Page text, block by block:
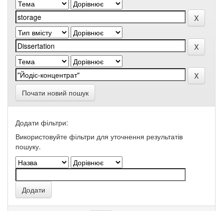
Почати новий пошук
Додати фільтри:
Використовуйте фільтри для уточнення результатів
пошуку.